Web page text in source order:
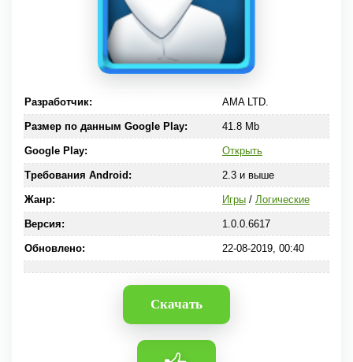
Разработчик: AMA LTD.
Размер по данным Google Play: 41.8 Mb
Google Play: Открыть
Требования Android: 2.3 и выше
Жанр: Игры/ Логические
Версия: 1.0.0.6617
Обновлено: 22-08-2019, 00:40
Скачать